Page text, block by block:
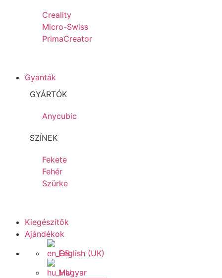
Creality
Micro-Swiss
PrimaCreator
Gyanták
GYÁRTÓK
Anycubic
SZÍNEK
Fekete
Fehér
Szürke
Kiegészítők
Ajándékok
English (UK)
Magyar